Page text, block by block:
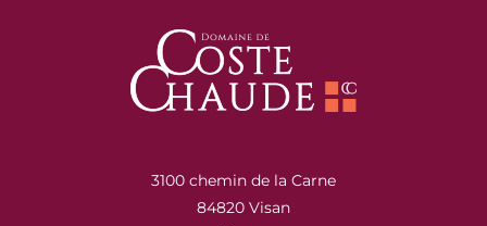
3100 chemin de la Carne
84820 Visan